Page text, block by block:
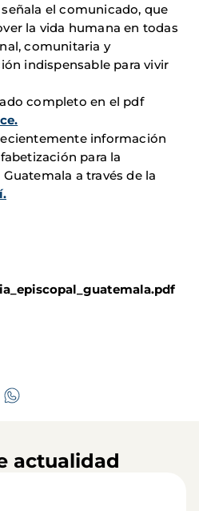
el comunicado, que
la vida humana en todas
comunitaria y
indispensable para vivir
completo en el pdf
información
para la
a través de la
actualidad